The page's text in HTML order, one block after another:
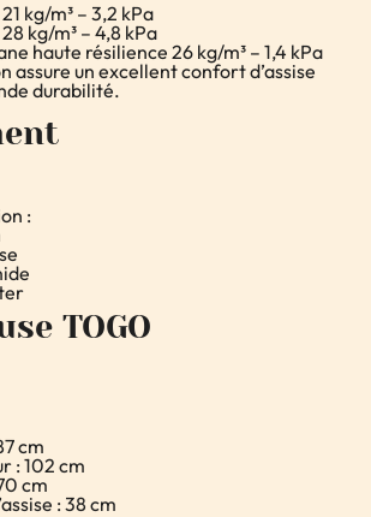
kg/m³ – 3,2 kPa
kg/m³ – 4,8 kPa
haute résilience 26 kg/m³ – 1,4 kPa
assure un excellent confort d’assise
durabilité.
:
TOGO
cm
: 102 cm
cm
: 38 cm